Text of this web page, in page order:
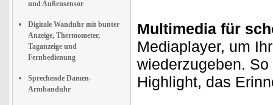
und Außensensor
Digitale Wanduhr mit bunter
Anzeige, Thermometer,
Taganzeige und
Fernbedienung
Sprechende Damen-
Armbanduhr
Multimedia für
Mediaplayer, um
wiederzugeben.
Highlight, das